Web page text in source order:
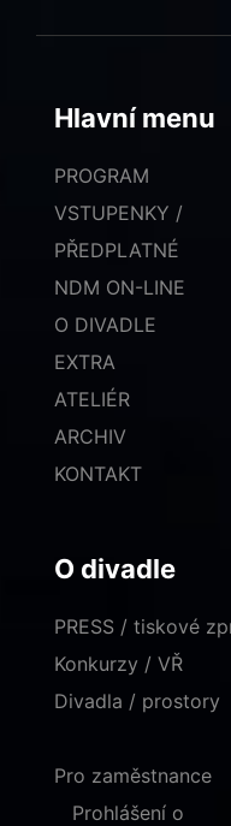
Hlavní menu
PROGRAM
VSTUPENKY /
PŘEDPLATNÉ
NDM ON-LINE
O DIVADLE
EXTRA
ATELIÉR
ARCHIV
KONTAKT
O divadle
PRESS / tiskové
Konkurzy / VŘ
Divadla / prostory
Pro zaměstnance
Prohlášení o